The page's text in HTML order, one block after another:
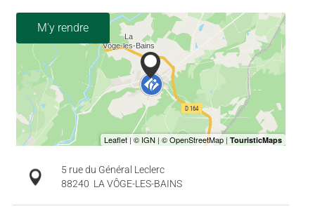
M'y rendre
5 rue du Général Leclerc
88240 LA VÔGE-LES-BAINS